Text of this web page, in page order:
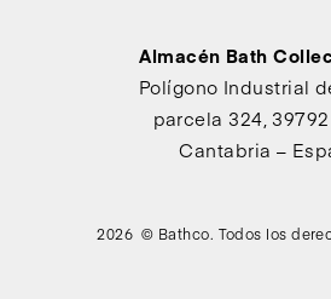
Almacén Bath
Polígono Industrial
parcela 324,
Cantabria –
2026 © Bathco. Todos los